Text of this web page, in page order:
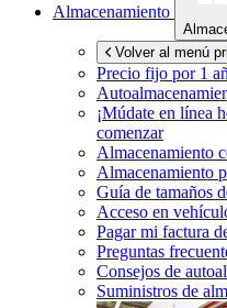
Almacenamiento
Volver al menú
Precio fijo por 1
¡Múdate en línea
comenzar
Almacenamiento
Almacenamiento
Guía de tamaños
Acceso en
Pagar mi factura
Preguntas
Consejos de
Suministros de